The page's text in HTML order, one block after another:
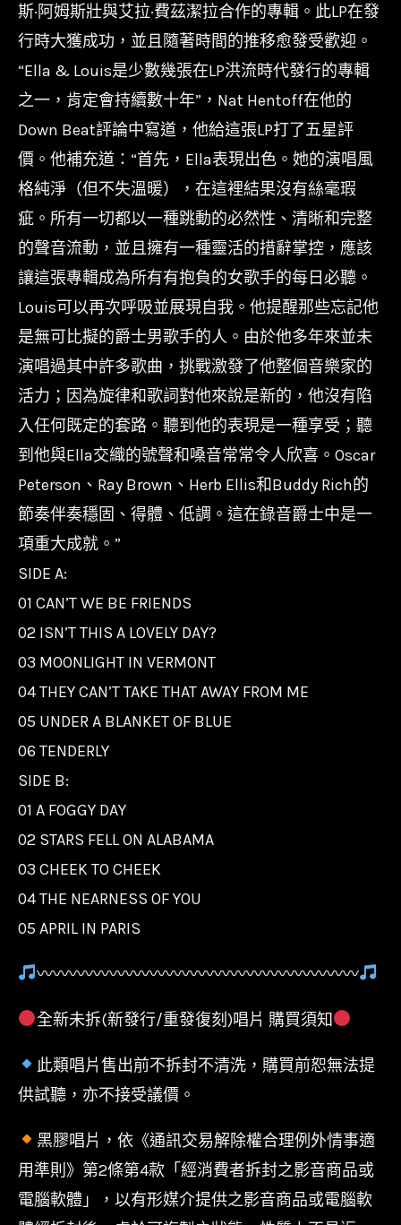
斯·阿姆斯壯與艾拉·費茲潔拉合作的專輯。此LP在發
行時大獲成功，並且隨著時間的推移愈發受歡迎。
“Ella & Louis是少數幾張在LP洪流時代發行的專輯
之一，肯定會持續數十年”，Nat Hentoff在他的
Down Beat評論中寫道，他給這張LP打了五星評
價。他補充道：“首先，Ella表現出色。她的演唱風
格純淨（但不失溫暖），在這裡結果沒有絲毫瑕
疵。所有一切都以一種跳動的必然性、清晰和完整
的聲音流動，並且擁有一種靈活的措辭掌控，應該
讓這張專輯成為所有有抱負的女歌手的每日必聽。
Louis可以再次呼吸並展現自我。他提醒那些忘記他
是無可比擬的爵士男歌手的人。由於他多年來並未
演唱過其中許多歌曲，挑戰激發了他整個音樂家的
活力；因為旋律和歌詞對他來說是新的，他沒有陷
入任何既定的套路。聽到他的表現是一種享受；聽
到他與Ella交織的號聲和嗓音常常令人欣喜。Oscar
Peterson、Ray Brown、Herb Ellis和Buddy Rich的
節奏伴奏穩固、得體、低調。這在錄音爵士中是一
項重大成就。”
SIDE A:
01 CAN’T WE BE FRIENDS
02 ISN’T THIS A LOVELY DAY?
03 MOONLIGHT IN VERMONT
04 THEY CAN’T TAKE THAT AWAY FROM ME
05 UNDER A BLANKET OF BLUE
06 TENDERLY
SIDE B:
01 A FOGGY DAY
02 STARS FELL ON ALABAMA
03 CHEEK TO CHEEK
04 THE NEARNESS OF YOU
05 APRIL IN PARIS
〰〰〰〰〰〰〰〰〰〰〰〰〰〰〰〰〰〰〰〰
全新未拆(新發行/重發復刻)唱片 購買須知
此類唱片售出前不拆封不清洗，購買前恕無法提
供試聽，亦不接受議價。
黑膠唱片，依《通訊交易解除權合理例外情事適
用準則》第2條第4款「經消費者拆封之影音商品或
電腦軟體」，以有形媒介提供之影音商品或電腦軟